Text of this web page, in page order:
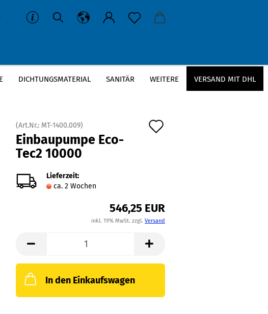
DICHTUNGSMATERIAL SANITÄR VERSAND MIT DHL
WEITERE
(Art.Nr.: MT-1400.009)
Einbaupumpe Eco-
Tec2 10000
Lieferzeit:
ca. 2 Wochen
546,25 EUR
inkl. 19% MwSt. zzgl. Versand
In den Einkaufswagen